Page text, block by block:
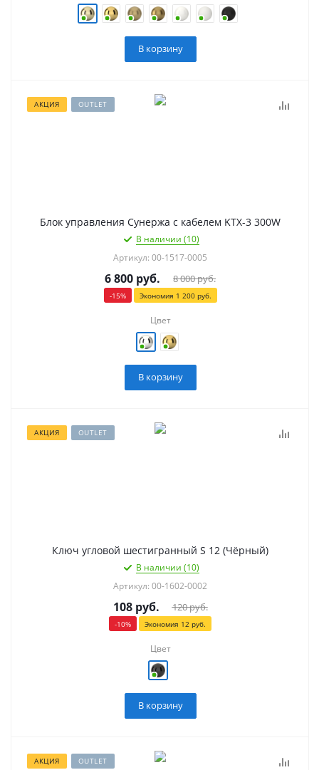
В корзину
АКЦИЯ OUTLET
Блок управления Сунержа с кабелем KTX-3 300W
В наличии (10)
Артикул: 00-1517-0005
6 800 руб. 8 000руб.
-15% Экономия 1 200руб.
Цвет
В корзину
АКЦИЯ OUTLET
Ключ угловой шестигранный S 12 (Чёрный)
В наличии (10)
Артикул: 00-1602-0002
108руб. 120руб.
-10% Экономия 12 руб.
Цвет
В корзину
АКЦИЯ OUTLET